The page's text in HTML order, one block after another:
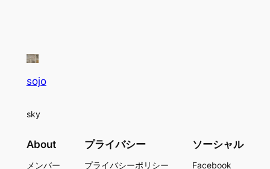
sojo
sky
About
メンバー
プライバシー
プライバシーポリシー
ソーシャル
Facebook